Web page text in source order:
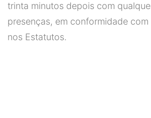
trinta minutos depois com
presenças, em conformidade
nos Estatutos.